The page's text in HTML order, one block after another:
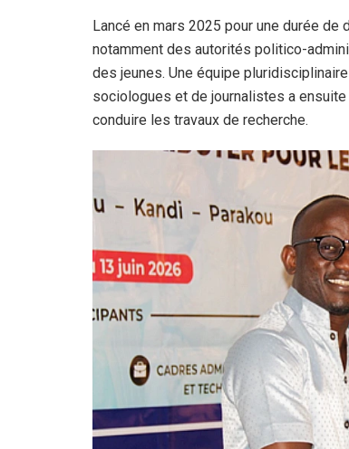
Lancé en mars 2025 pour une durée de
notamment des autorités politico-
des jeunes. Une équipe
sociologues et de journalistes a
conduire les travaux de recherche.